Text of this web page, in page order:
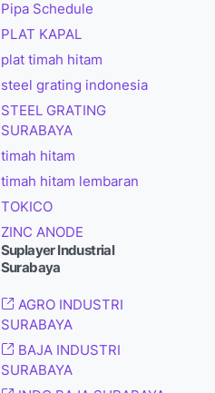
Pipa Schedule
PLAT KAPAL
plat timah hitam
steel grating indonesia
STEEL GRATING
SURABAYA
timah hitam
timah hitam lembaran
TOKICO
ZINC ANODE
Suplayer Industrial
Surabaya
AGRO INDUSTRI
SURABAYA
BAJA INDUSTRI
SURABAYA